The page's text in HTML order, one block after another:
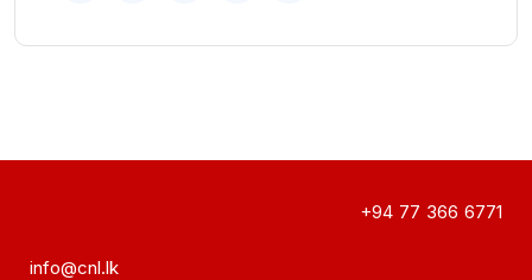
+94 77 366 6771
info@cnl.lk